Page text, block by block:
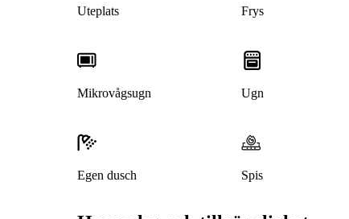
Uteplats Frys
Mikrovågsugn Ugn
Egen dusch Spis